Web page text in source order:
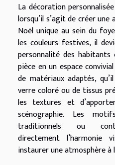
La décoration
lorsqu’il s’agit de créer une
Noël unique au sein du
les couleurs festives, il
personnalité des
pièce en un espace
de matériaux adaptés,
verre coloré ou de tissus
les textures et
scénographie. Les
traditionnels ou
directement l’harmonie
instaurer une atmosphère